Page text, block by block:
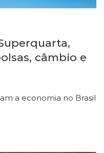
câmbio e
a economia no Brasil